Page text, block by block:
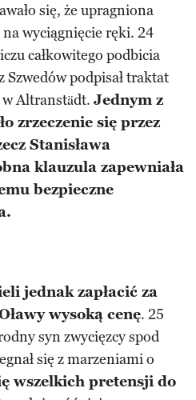
się, że upragniona
wyciągnięcie ręki. 24
całkowitego podbicia
podpisał traktat
Altranstädt. Jednym z
zrzeczenie się przez
Stanisława
klauzula zapewniała
bezpieczne
jednak zapłacić za
wysoką cenę. 25
syn zwycięzcy spod
się z marzeniami o
wszelkich pretensji do